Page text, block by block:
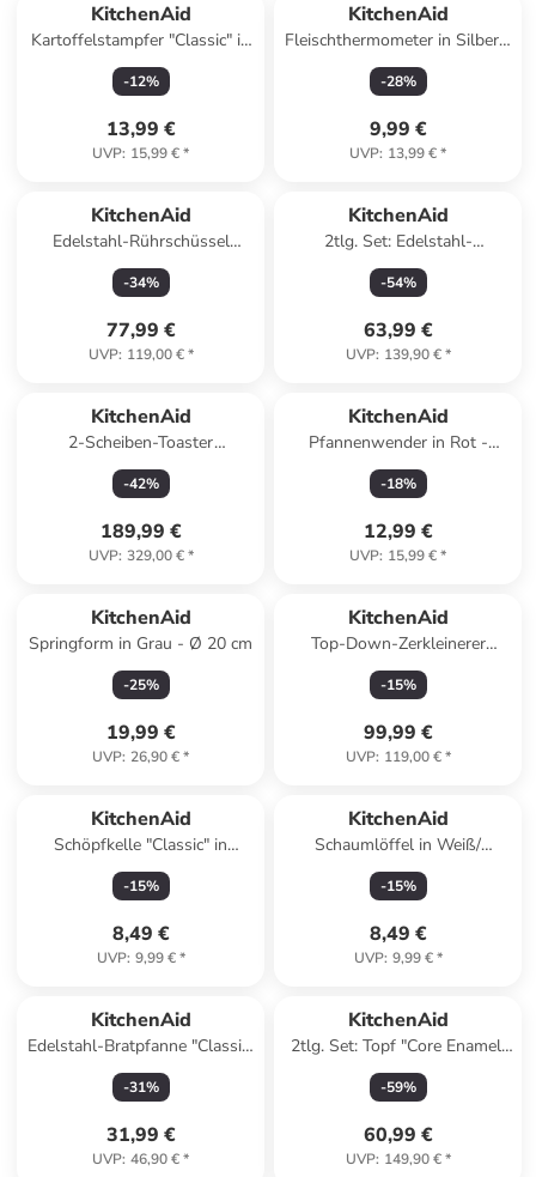
KitchenAid
Kartoffelstampfer "Classic" in
Silber/ Weiß - (L)25,5 cm
-12%
13,99 €
UVP: 15,99 €*
KitchenAid
Fleischthermometer in Silber -
Ø 7,5 cm
-28%
9,99 €
UVP: 13,99 €*
KitchenAid
Edelstahl-Rührschüssel
"5KSMB70" in Silber - 6,6 l
-34%
77,99 €
UVP: 119,00 €*
KitchenAid
2tlg. Set: Edelstahl-
Wokpfanne "Multi-Ply" - Ø 28
cm
-54%
63,99 €
UVP: 139,90 €*
KitchenAid
2-Scheiben-Toaster
"5KMT2204EAC" in Creme
-42%
189,99 €
UVP: 329,00 €*
KitchenAid
Pfannenwender in Rot -
(L)31,5 cm
-18%
12,99 €
UVP: 15,99 €*
KitchenAid
Springform in Grau - Ø 20 cm
-25%
19,99 €
UVP: 26,90 €*
KitchenAid
Top-Down-Zerkleinerer
"5KTCR350BM" in Schwarz
-15%
99,99 €
UVP: 119,00 €*
KitchenAid
Schöpfkelle "Classic" in
Schwarz/ Rot - (L)34 cm
-15%
8,49 €
UVP: 9,99 €*
KitchenAid
Schaumlöffel in Weiß/
Schwarz - (L)34 cm
-15%
8,49 €
UVP: 9,99 €*
KitchenAid
Edelstahl-Bratpfanne "Classic"
- Ø 20 cm
-31%
31,99 €
UVP: 46,90 €*
KitchenAid
2tlg. Set: Topf "Core Enamel"
in Schwarz - Ø 24 cm
-59%
60,99 €
UVP: 149,90 €*